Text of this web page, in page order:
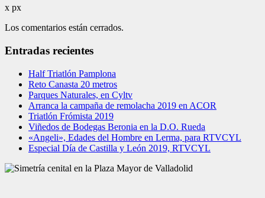
x px
Los comentarios están cerrados.
Entradas recientes
Half Triatlón Pamplona
Reto Canasta 20 metros
Parques Naturales, en Cyltv
Arranca la campaña de remolacha 2019 en ACOR
Triatlón Frómista 2019
Viñedos de Bodegas Beronia en la D.O. Rueda
«Angeli», Edades del Hombre en Lerma, para RTVCYL
Especial Día de Castilla y León 2019, RTVCYL